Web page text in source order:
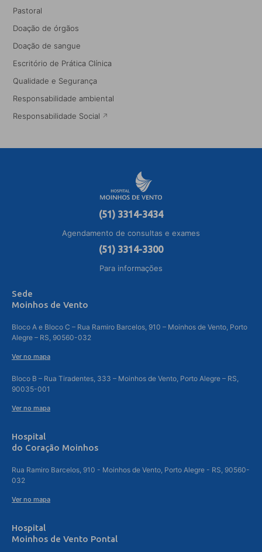
Pastoral
Doação de órgãos
Doação de sangue
Escritório de Prática Clínica
Qualidade e Segurança
Responsabilidade ambiental
Responsabilidade Social
(51) 3314-3434
Agendamento de consultas e exames
(51) 3314-3300
Para informações
Sede
Moinhos de Vento
Bloco A e Bloco C – Rua Ramiro Barcelos, 910 – Moinhos de Vento, Porto
Alegre – RS, 90560-032
Ver no mapa
Bloco B – Rua Tiradentes, 333 – Moinhos de Vento, Porto Alegre – RS,
90035-001
Ver no mapa
Hospital
do Coração Moinhos
Rua Ramiro Barcelos, 910 - Moinhos de Vento, Porto Alegre - RS, 90560-
032
Ver no mapa
Hospital
Moinhos de Vento Pontal